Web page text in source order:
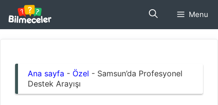
İçeriğe
atla
Menu
Ana sayfa - Özel - Samsun’da Profesyonel
Destek Arayışı